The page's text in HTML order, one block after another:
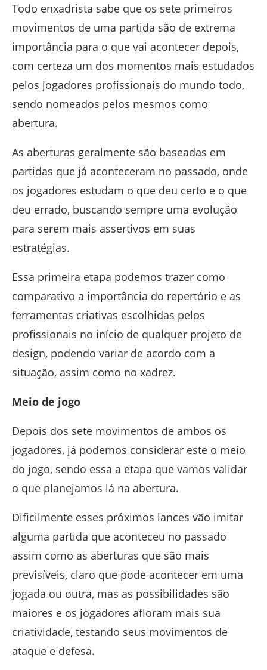
Todo enxadrista sabe que os sete primeiros
movimentos de uma partida são de extrema
importância para o que vai acontecer depois,
com certeza um dos momentos mais estudados
pelos jogadores profissionais do mundo todo,
sendo nomeados pelos mesmos como
abertura.
As aberturas geralmente são baseadas em
partidas que já aconteceram no passado, onde
os jogadores estudam o que deu certo e o que
deu errado, buscando sempre uma evolução
para serem mais assertivos em suas
estratégias.
Essa primeira etapa podemos trazer como
comparativo a importância do repertório e as
ferramentas criativas escolhidas pelos
profissionais no início de qualquer projeto de
design, podendo variar de acordo com a
situação, assim como no xadrez.
Meio de jogo
Depois dos sete movimentos de ambos os
jogadores, já podemos considerar este o meio
do jogo, sendo essa a etapa que vamos validar
o que planejamos lá na abertura.
Dificilmente esses próximos lances vão imitar
alguma partida que aconteceu no passado
assim como as aberturas que são mais
previsíveis, claro que pode acontecer em uma
jogada ou outra, mas as possibilidades são
maiores e os jogadores afloram mais sua
criatividade, testando seus movimentos de
ataque e defesa.